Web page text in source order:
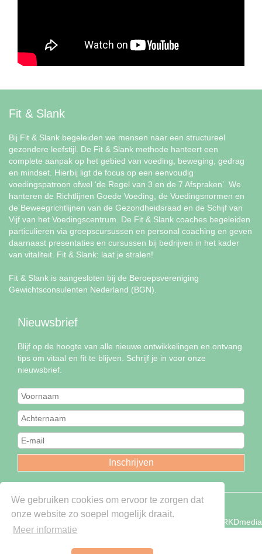
We gebruiken cookies om ervoor te zorgen dat
onze website zo soepel mogelijk draait.
Meer informatie
Fit & Slank
Bij Fit & Slank begeleiden we mensen naar een structureel
gezondere leefstijl. De Fit & Slank methode hanteert een
complete aanpak op het gebied van voeding, beweging, gedrag
en mindset. Hierbij ligt de focus op een eenvoudig
voedingspatroon ofwel ‘de Regel van 3 en de 7 Afspraken’. We
hanteren de Richtlijnen Goede Voeding, de Voedingsnormen en
de Beweegrichtlijnen van de Gezondheidsraad en de Schijf van
Vijf van het Voedingscentrum. De Fit & Slank coaches begeleiden
particulieren via groepscursussen en personal coaching en geven
daarnaast presentaties en cursussen bij bedrijven in het kader
van vitaliteit. Fit & Slank: laat je stralen!
Fit & Slank is aangesloten bij de Beroepsvereniging
Gewichtsconsulenten Nederland (BGN).
Nieuwsbrief
Blijf op de hoogte van alle nieuwe ontwikkelingen en ontvang
tips om vitaal en fit te blijven. Schrijf je in voor onze
nieuwsbrief.
Copyright © Fit & Slank - 2026
Powered by RKDmedia